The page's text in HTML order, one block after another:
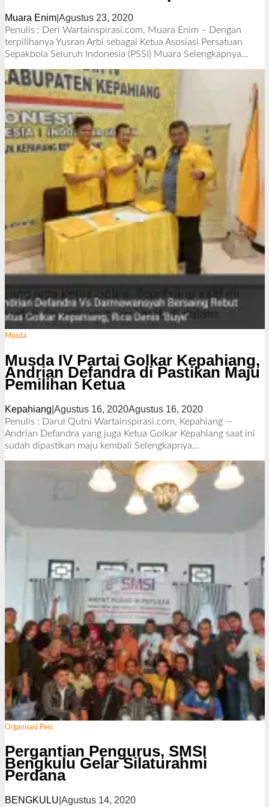
Muara Enim| Agustus 23, 2020o
l
e
h
d
a
k
s
i
Penulis : Deri Wartainspirasi.com, Muara Enim – Dengan
terpilihanya Yusran Arbi sebagai Ketua Asosiasi Persatuan
Sepakbola Seluruh Indonesia (PSSI) Muara Selengkapnya…
Musda
Musda IV Partai Golkar Kepahiang,
Andrian Defandra di Pastikan Maju
Pemilihan Ketua
Kepahiang Agustus 16, 2020Agustus 16, 2020o
l
e
e
Penulis : Darul Qutni Wartainspirasi.com, Kepahiang —
Andrian Defandra yang juga Ketua Golkar Kepahiang saat ini
sudah dipastikan maju kembali Selengkapnya…
Organisasi Pers
Pergantian Pengurus, SMSI
Bengkulu Gelar Silaturahmi
Perdana
BENGKULU Agustus 14, 2020o